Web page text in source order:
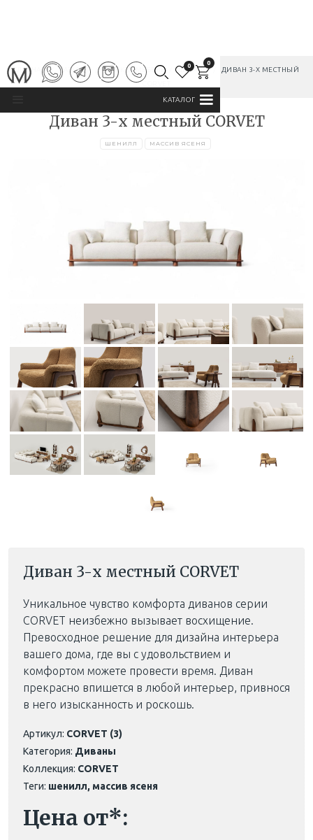
0 0
КАТАЛОГ
ГЛАВНАЯ / КАТАЛОГ / МЯГКАЯ МЕБЕЛЬ ДИВАНЫ /
ДИВАН 3-Х МЕСТНЫЙ
Диван 3-х местный CORVET
ШЕНИЛЛ МАССИВ ЯСЕНЯ
Диван 3-х местный CORVET
Уникальное чувство комфорта диванов серии
CORVET неизбежно вызывает восхищение.
Превосходное решение для дизайна интерьера
вашего дома, где вы с удовольствием и
комфортом можете провести время. Диван
прекрасно впишется в любой интерьер, привнося
в него изысканность и роскошь.
Артикул: CORVET (3)
Категория: Диваны
Коллекция: CORVET
Теги: шенилл, массив ясеня
Цена от*: